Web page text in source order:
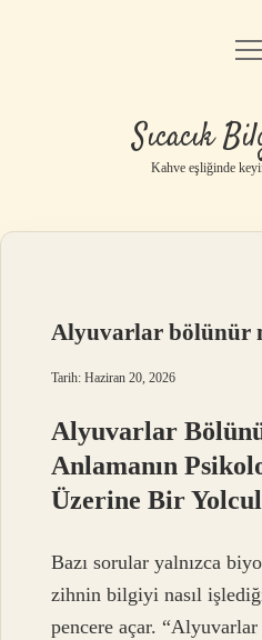
Yasal
Sıcacık
Kahve eşliğinde
Alyuvarlar bölünür
Tarih: Haziran 20, 2026
Alyuvarlar
Anlamanın
Üzerine Bir
Bazı sorular yalnızca
zihnin bilgiyi nasıl
pencere açar.